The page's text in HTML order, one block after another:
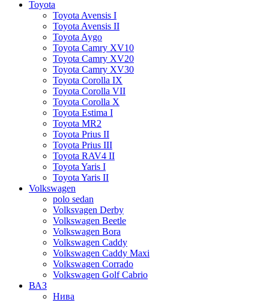
Toyota
Toyota Avensis I
Toyota Avensis II
Toyota Aygo
Toyota Camry XV10
Toyota Camry XV20
Toyota Camry XV30
Toyota Corolla IX
Toyota Corolla VII
Toyota Corolla X
Toyota Estima I
Toyota MR2
Toyota Prius II
Toyota Prius III
Toyota RAV4 II
Toyota Yaris I
Toyota Yaris II
Volkswagen
polo sedan
Volksvagen Derby
Volkswagen Beetle
Volkswagen Bora
Volkswagen Caddy
Volkswagen Caddy Maxi
Volkswagen Corrado
Volkswagen Golf Cabrio
ВАЗ
Нива